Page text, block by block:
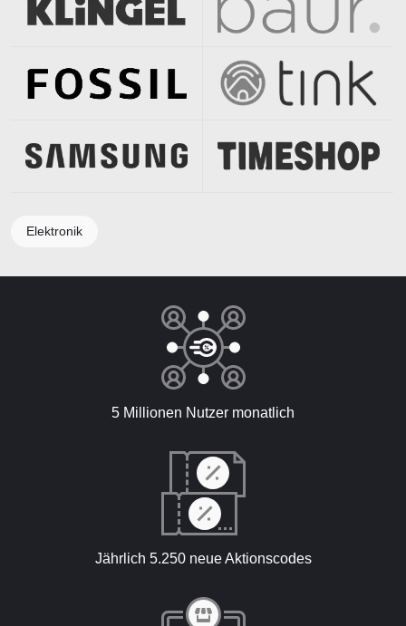
Elektronik
5 Millionen Nutzer monatlich
Jährlich 5.250 neue Aktionscodes